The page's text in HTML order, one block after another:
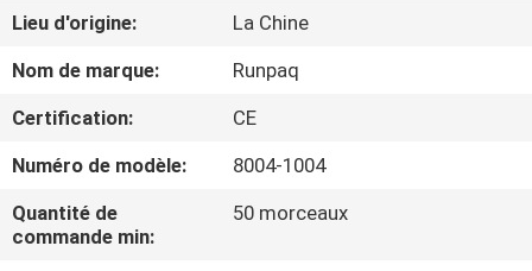
SUJET
DE
NOUS
VISITE
D'USINE
Lieu d'origine:
La Chine
Nom de marque:
Runpaq
Certification:
CE
Numéro de modèle:
8004-1004
Quantité de
commande min:
50 morceaux